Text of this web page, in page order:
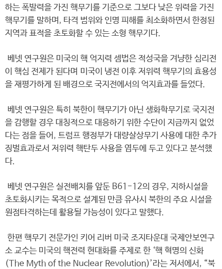
하는 폭발력을 가진 핵무기를 기준으로 그보다 낮은 위력을 가진
핵무기를 말하며, 타격 범위와 인명 피해를 최소화하면서 한정된
지역과 표적을 초토화할 수 있는 소형 핵무기다.
베넷 연구원은 미국의 핵 억지력 셈법은 적성국을 겨냥한 심리전
이 핵심 전제가 된다며 미국이 냉전 이후 저위력 핵무기의 효용성
을 재평가하게 된 배경으로 국지전에서의 억지효과를 들었다.
베넷 연구원은 특히 북한이 핵무기가 아닌 생화학무기로 국지전
을 감행할 경우 대칭적으로 대응하기 위한 수단이 지금까지 없었
다는 점을 들어, 트럼프 행정부가 대량살상무기 사용에 대한 추가
징벌효과로서 저위력 핵탄두 사용을 염두에 두고 있다고 분석했
다.
베넷 연구원은 실전배치를 앞둔 B61-12의 경우, 지하시설을
초토화시키는 목적으로 설계된 만큼 유사시 북한의 주요 시설을
원점타격하는데 활용될 가능성이 있다고 말했다.
한편 핵무기 전문가인 키어 리버 미국 조지타운대 국제안보연구
소 교수는 미국의 핵전력 현대화를 주제로 한 ‘핵 혁명의 신화
(The Myth of the Nuclear Revolution)’라는 저서에서, “북